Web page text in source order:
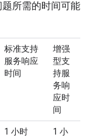
所需的时间可能
标准支持
服务响应
时间
增强
型支
持服
务响
应时
间
1 小时
1 小